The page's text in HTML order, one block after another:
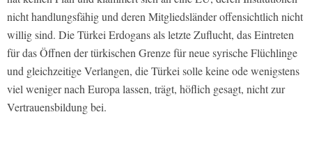
nicht handlungsfähig und deren Mitgliedsländer offensichtlich nicht
willig sind. Die Türkei Erdogans als letzte Zuflucht, das Eintreten
für das Öffnen der türkischen Grenze für neue syrische Flüchlinge
und gleichzeitige Verlangen, die Türkei solle keine ode wenigstens
viel weniger nach Europa lassen, trägt, höflich gesagt, nicht zur
Vertrauensbildung bei.